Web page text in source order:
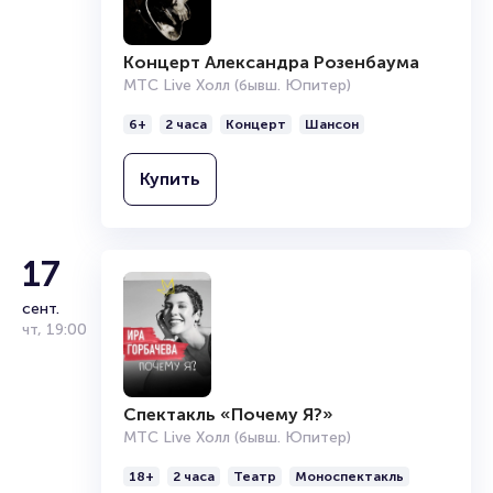
Концерт Александра Розенбаума
МТС Live Холл (бывш. Юпитер)
6+ 2 часа Концерт Шансон
Купить
17
сент.
чт, 19:00
Спектакль «Почему Я?»
МТС Live Холл (бывш. Юпитер)
18+ 2 часа Театр Моноспектакль